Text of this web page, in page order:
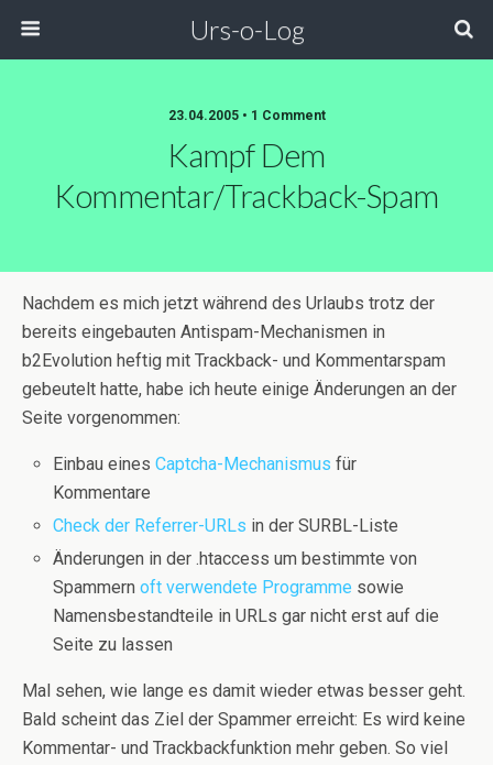
Urs-o-Log
23.04.2005 • 1 Comment
Kampf Dem
Kommentar/Trackback-Spam
Nachdem es mich jetzt während des Urlaubs trotz der
bereits eingebauten Antispam-Mechanismen in
b2Evolution heftig mit Trackback- und Kommentarspam
gebeutelt hatte, habe ich heute einige Änderungen an der
Seite vorgenommen:
Einbau einesCaptcha-Mechanismus für
Kommentare
Check der Referrer-URLs in der SURBL-Liste
Änderungen in der .htaccess um bestimmte von
Spammernoft verwendete Programme sowie
Namensbestandteile in URLs gar nicht erst auf die
Seite zu lassen
Mal sehen, wie lange es damit wieder etwas besser geht.
Bald scheint das Ziel der Spammer erreicht: Es wird keine
Kommentar- und Trackbackfunktion mehr geben. So viel